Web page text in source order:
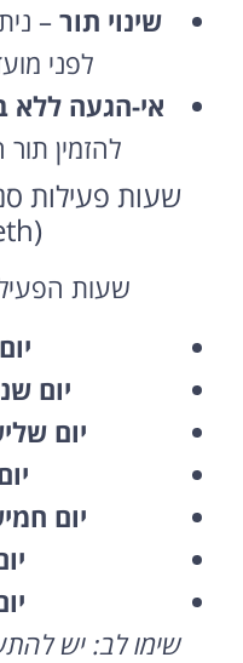
שינוי תור
לפני
אי-הגעה ללא
להזמין
שעות פעילות
(Nazareth)
שעות
יום
יום
יום
שימו לב: יש